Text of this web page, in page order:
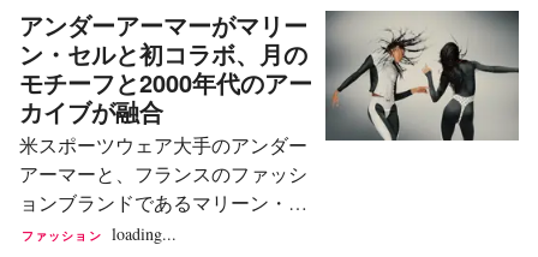
い...
る。 今年も気温は35度を超えた
が、来場者たちはその暑さに臆す
る様子はなかった。会場の外で
は、スタイルと夏の暑さが決して
相容れないものではないことが証
明されていた。 70年代の雰囲気
フレアシルエットのワイドパン
ツ、幅広のラペル、オープンカラ
初のコレクションは、今秋開催さ
れるパリ・ファッションウィーク
で発表される予定である。 ドイツ
で生まれイタリアで育ったネッセ
ルラートは、マーク・トーマスの
後任としてブランドの新デザイ
ン・ディレクターに就任する。ト
ーマスの退任は、ICCF（Icicle
Carven China France）グループ傘下
アンダーアーマーがマリー
ン・セルと初コラボ、月の
モチーフと2000年代のアー
カイブが融合
米スポーツウェア大手のアンダー
アーマーと、フランスのファッシ
ョンブランドであるマリーン・セ
ルが協業する。両社は火曜日、共
ファッション loading...